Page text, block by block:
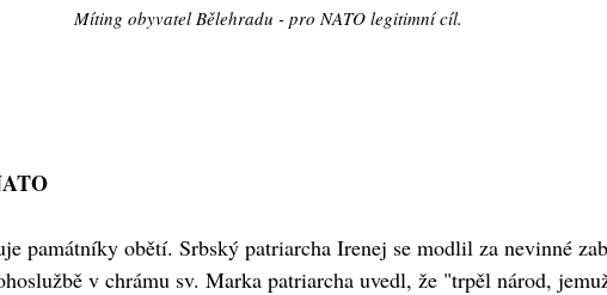
Míting obyvatel Bělehradu - pro NATO legitimní cíl.
památníky obětí. Srbský patriarcha Irenej se modlil za nevinné
v chrámu sv. Marka patriarcha uvedl, že "trpěl národ,